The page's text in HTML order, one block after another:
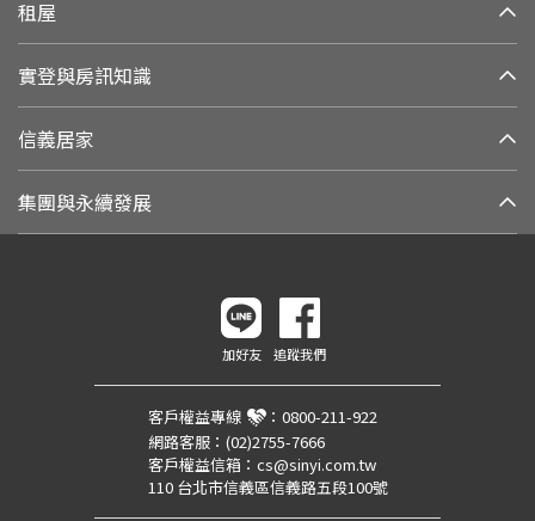
租屋
實登與房訊知識
信義居家
集團與永續發展
加好友 追蹤我們
客戶權益專線 ： 0800-211-922
網路客服： (02)2755-7666
客戶權益信箱： cs@sinyi.com.tw
110 台北市信義區信義路五段100號